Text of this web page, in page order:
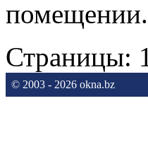
помещении.
Страницы: 1
© 2003 - 2026 okna.bz